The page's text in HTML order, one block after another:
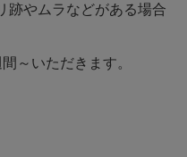
跡やムラなどがある場合
～いただきます。